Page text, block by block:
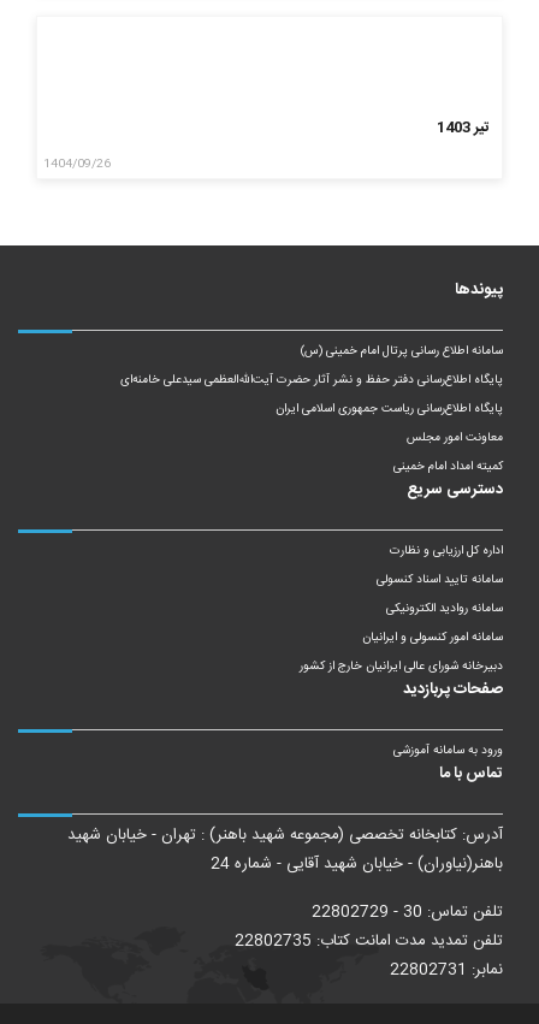
تیر 1403
1404/09/26
پیوندها
سامانه اطلاع رسانی پرتال امام خمینی (س)
پایگاه اطلاع‌رسانی دفتر حفظ و نشر آثار حضرت آیت‌الله‌العظمی سیدعلی خامنه‌ای
پایگاه اطلاع‌رسانی ریاست‌ جمهوری اسلامی ایران
معاونت امور مجلس
کمیته امداد امام خمینی
دسترسی سریع
اداره کل ارزیابی و نظارت
سامانه تایید اسناد کنسولی
سامانه روادید الکترونیکی
سامانه امور کنسولی و ایرانیان
دبیرخانه شورای عالی ایرانیان خارج از کشور
صفحات پربازدید
ورود به سامانه آموزشی
تماس با ما
آدرس: کتابخانه تخصصی (مجموعه شهید باهنر) : تهران - خیابان شهید
باهنر(نیاوران) - خیابان شهید آقایی - شماره 24
تلفن تماس: 30 - 22802729
تلفن تمدید مدت امانت کتاب: 22802735
نمابر: 22802731